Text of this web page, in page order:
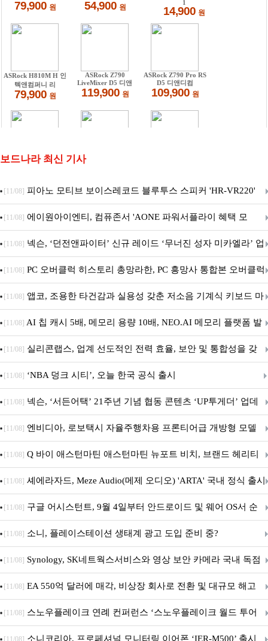
보드나라 최신 기사
[11/08] 피아노 모티브 보이스레코드 블루투스 스피커 'HR-VR220'
출시
[11/08] 에이원아이엔티, 컴퓨존서 'AONE 파워서플라이 혜택 모
음.ZIP' 이벤트 진행
[11/08] 넥슨, ‘던전앤파이터’ 신규 레이드 ‘무너진 성자 미카엘라’ 업
데이트!
[11/08] PC 오버클럭 히스토리 총망라한, PC 흥망사 통합본 오버클럭
특집(1-4편)
[11/08] 앱코, 조용한 타건감과 실용성 갖춘 저소음 기계식 키보드 마
우스 세트 'KM580' 출시
[11/08] AI 칩 캐시 5배, 메모리 용량 10배, NEO.AI 메모리 플랫폼 발
표
[11/08] 실리콘랩스, 업계 선도적인 전력 효율, 보안 및 통합성을 갖
춘 초저전력 블루투스 LE SoC ‘BG2B’ 공개
[11/08] ‘NBA 덩크 시티’, 오늘 한국 공식 출시
[11/08] 넥슨, ‘서든어택’ 21주년 기념 협동 콘텐츠 ‘UP투게더’ 업데
이트
[11/08] 엔비디아, 로보택시 자율주행차용 프론티어급 개방형 모델
‘알파마요 2 슈퍼’ 상업적 이용 가능
[11/08] Q 바이 애스턴마틴 애스턴마틴 뉴포트 비치, 브랜드 헤리티
지 담은 ‘헤리티지 에디션 컬렉션’ 공개
[11/08] 셰에라자드, Meze Audio(메제 오디오) 'ARTA' 국내 정식 출시
[11/08] 구글 어시스턴트, 9월 4일부터 안드로이드 및 웨어 OS서 순
차 서비스 종료
[11/08] 소니, 플레이스테이션 생태계 광고 도입 준비 중?
[11/08] Synology, SK네트웍스서비스와 영상 보안 카메라 국내 독점
판매 파트너십 체결
[11/08] EA 550억 달러에 매각, 비상장 회사로 전환 및 대규모 해고
전망
[11/08] 스노우플레이크 연례 컨퍼런스 ‘스노우플레이크 월드 투어
서울’ 개최
[11/08] 소니코리아, 프로페셔널 모니터링 이어폰 ‘IER-M500’ 출시